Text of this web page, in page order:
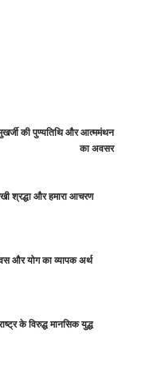
मुखर्जी की पुण्यतिथि और आत्ममंथन
का अवसर
श्रद्धा और हमारा आचरण
और योग का व्यापक अर्थ
के विरुद्ध मानसिक युद्ध